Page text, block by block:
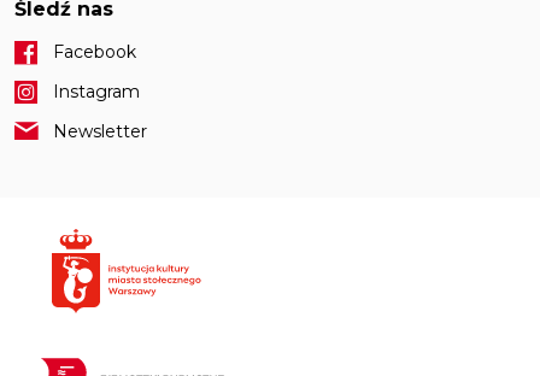
Śledź nas
Facebook
Instagram
Newsletter